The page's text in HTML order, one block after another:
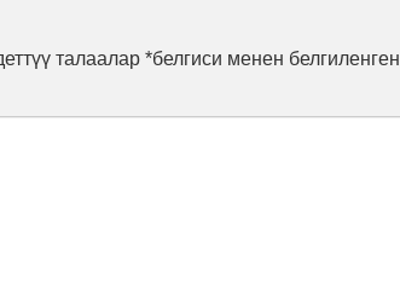
талаалар *белгиси менен белгиленген